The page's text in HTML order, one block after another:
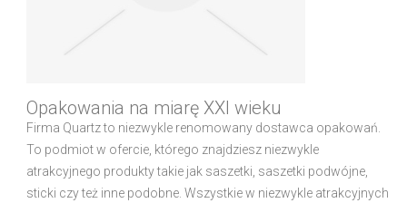
Opakowania na miarę XXI wieku
Firma Quartz to niezwykle renomowany dostawca opakowań.
To podmiot w ofercie, którego znajdziesz niezwykle
atrakcyjnego produkty takie jak saszetki, saszetki podwójne,
sticki czy też inne podobne. Wszystkie w niezwykle atrakcyjnych